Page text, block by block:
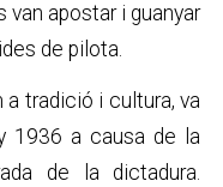
van apostar i guanyar
de pilota.
a tradició i cultura, va
1936 a causa de la
de la dictadura.